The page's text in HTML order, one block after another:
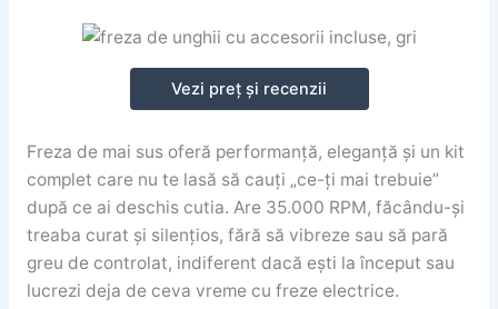
Vezi preț și recenzii
Freza de mai sus oferă performanță, eleganță și un kit
complet care nu te lasă să cauți „ce-ți mai trebuie”
după ce ai deschis cutia. Are 35.000 RPM, făcându-și
treaba curat și silențios, fără să vibreze sau să pară
greu de controlat, indiferent dacă ești la început sau
lucrezi deja de ceva vreme cu freze electrice.